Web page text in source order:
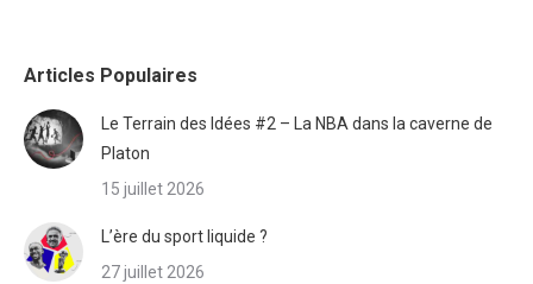
Articles Populaires
Le Terrain des Idées #2 – La NBA dans la caverne de
Platon
15 juillet 2026
L’ère du sport liquide ?
27 juillet 2026